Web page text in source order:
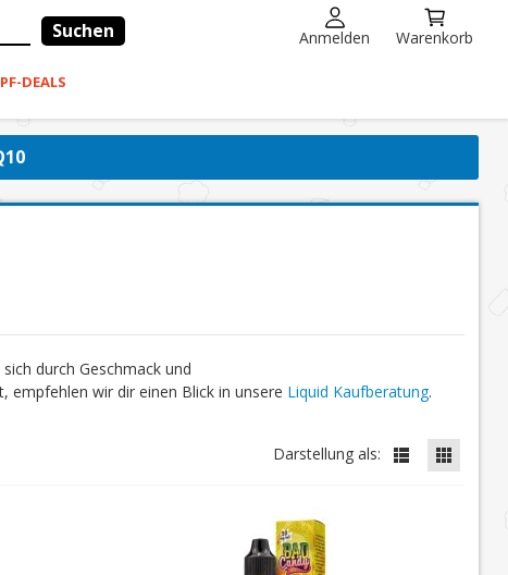
Suchen Anmelden Warenkorb
DEALS
durch Geschmack und
empfehlen wir dir einen Blick in unsere Liquid Kaufberatung.
Darstellung als: